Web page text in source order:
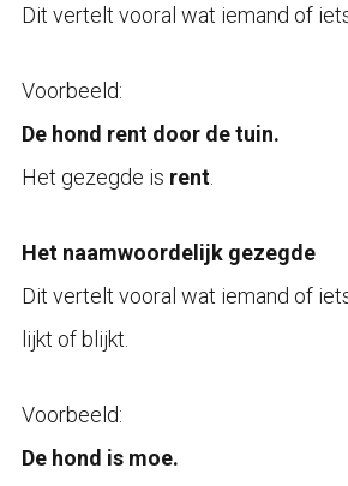
Dit vertelt vooral wat iemand of
Voorbeeld:
De hond rent door de tuin.
Het gezegde is rent.
Het naamwoordelijk gezegde
Dit vertelt vooral wat iemand of
lijkt of blijkt.
Voorbeeld:
De hond is moe.